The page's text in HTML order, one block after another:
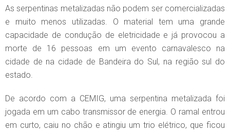
As serpentinas metalizadas não podem ser comercializadas
e muito menos utilizadas. O material tem uma grande
capacidade de condução de eletricidade e já provocou a
morte de 16 pessoas em um evento carnavalesco na
cidade de na cidade de Bandeira do Sul, na região sul do
estado.
De acordo com a CEMIG, uma serpentina metalizada foi
jogada em um cabo transmissor de energia. O ramal entrou
em curto, caiu no chão e atingiu um trio elétrico, que ficou